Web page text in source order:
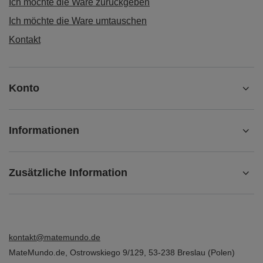
Ich möchte die Ware zurückgeben
Ich möchte die Ware umtauschen
Kontakt
Konto
Informationen
Zusätzliche Information
kontakt@matemundo.de
MateMundo.de Ostrowskiego 9/129 53-238 Breslau (Polen)